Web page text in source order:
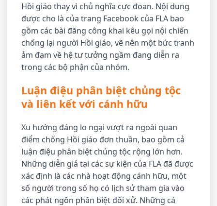
Hồi giáo thay vì chủ nghĩa cực đoan. Nội dung
được cho là của trang Facebook của FLA bao
gồm các bài đăng công khai kêu gọi nội chiến
chống lại người Hồi giáo, vẽ nên một bức tranh
ảm đạm về hệ tư tưởng ngầm đang diễn ra
trong các bộ phận của nhóm.
Luận điệu phân biệt chủng tộc
và liên kết với cánh hữu
Xu hướng đáng lo ngại vượt ra ngoài quan
điểm chống Hồi giáo đơn thuần, bao gồm cả
luận điệu phân biệt chủng tộc rộng lớn hơn.
Những diễn giả tại các sự kiện của FLA đã được
xác định là các nhà hoạt động cánh hữu, một
số người trong số họ có lịch sử tham gia vào
các phát ngôn phân biệt đối xử. Những cá